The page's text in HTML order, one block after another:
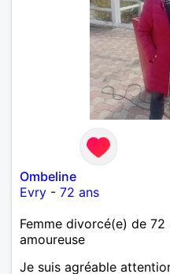
Ombeline
Evry - 72 ans
Femme divorcé(e) de
amoureuse
Je suis agréable